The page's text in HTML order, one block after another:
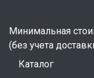
Минимальная
(без учета
Каталог